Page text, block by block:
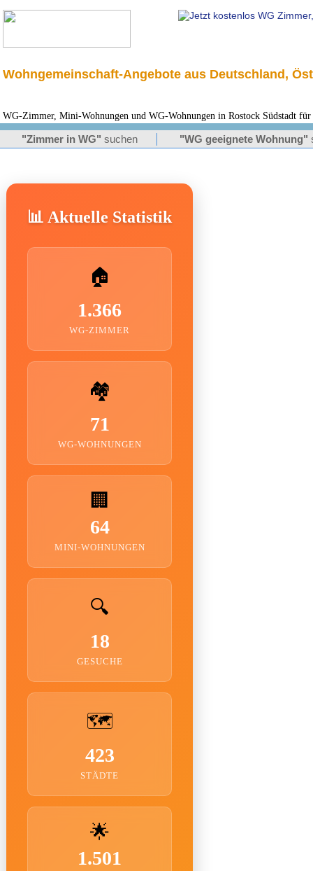
Wohngemeinschaft-Angebote aus Deutschland,
WG-Zimmer, Mini-Wohnungen und WG-Wohnungen in Rostock Südstadt für
"Zimmer in WG" suchen "WG geeignete Wohnung"
📊 Aktuelle Statistik
🏠
1.366
WG-ZIMMER
🏘️
71
WG-WOHNUNGEN
🏢
64
MINI-WOHNUNGEN
🔍
18
GESUCHE
🗺️
423
STÄDTE
🌟
1.501